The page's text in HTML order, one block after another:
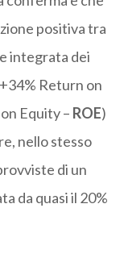
positiva tra
integrata dei
Return on
Equity – ROE)
nello stesso
di un
da quasi il 20%